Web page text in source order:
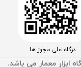
درگاه ملی مجوز ها
معمار می باشد.